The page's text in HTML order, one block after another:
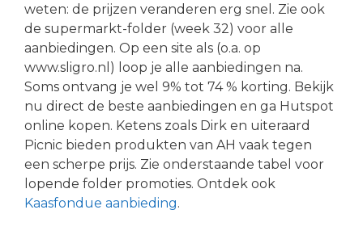
weten: de prijzen veranderen erg snel. Zie ook
de supermarkt-folder (week 32) voor alle
aanbiedingen. Op een site als (o.a. op
www.sligro.nl) loop je alle aanbiedingen na.
Soms ontvang je wel 9% tot 74 % korting. Bekijk
nu direct de beste aanbiedingen en ga Hutspot
online kopen. Ketens zoals Dirk en uiteraard
Picnic bieden produkten van AH vaak tegen
een scherpe prijs. Zie onderstaande tabel voor
lopende folder promoties. Ontdek ook
Kaasfondue aanbieding.